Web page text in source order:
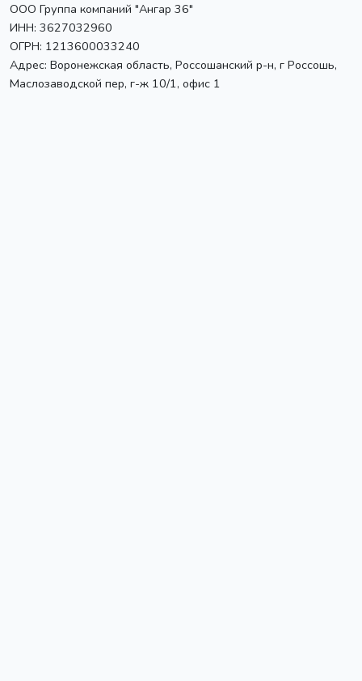
ООО Группа компаний "Ангар 36"
ИНН: 3627032960
ОГРН: 1213600033240
Адрес: Воронежская область, Россошанский р-н, г Россошь,
Маслозаводской пер, г-ж 10/1, офис 1